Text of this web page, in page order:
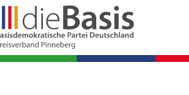
Zum
Inhalt
springen